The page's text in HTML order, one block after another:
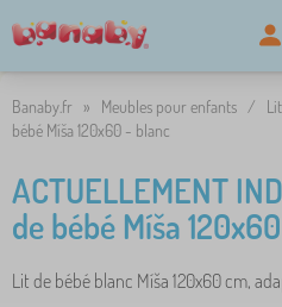
Banaby.fr » Meubles pour enfants /
bébé Míša 120x60 - blanc
ACTUELLEMENT
de bébé Míša
Lit de bébé blanc Míša 120x60 cm,